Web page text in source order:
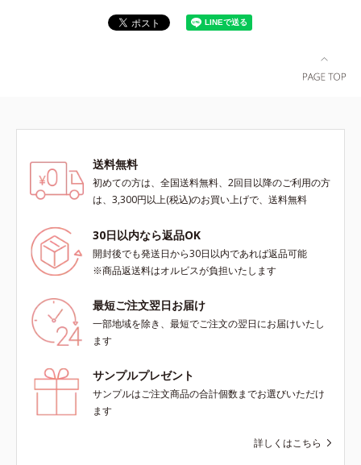
送料無料
初めての方は、全国送料無料、2回目以降のご利用の方
は、3,300円以上(税込)のお買い上げで、送料無料
30日以内なら返品OK
開封後でも発送日から30日以内であれば返品可能
※商品返送料はオルビスが負担いたします
最短ご注文翌日お届け
一部地域を除き、最短でご注文の翌日にお届けいたし
ます
サンプルプレゼント
サンプルはご注文商品の合計個数までお選びいただけ
ます
詳しくはこちら